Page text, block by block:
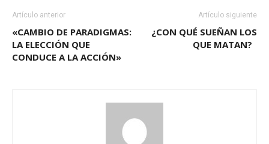
Artículo anterior
«CAMBIO DE PARADIGMAS:
LA ELECCIÓN QUE
CONDUCE A LA ACCIÓN»
Artículo siguiente
¿CON QUÉ SUEÑAN LOS
QUE MATAN?